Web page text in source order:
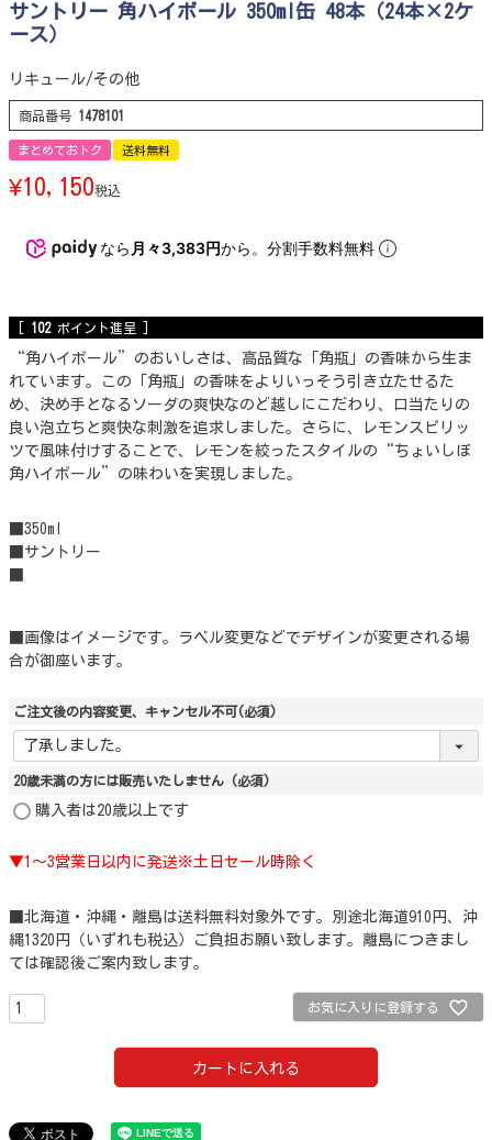
サントリー 角ハイボール 350ml缶 48本（24本×2ケ
ース）
リキュール/その他
商品番号 1478101
まとめておトク 送料無料
¥10,150税込
なら 月々3,383円から。分割手数料無料
102 ポイント進呈 ]
“角ハイボール”のおいしさは、高品質な「角瓶」の香味から生ま
れています。この「角瓶」の香味をよりいっそう引き立たせるた
め、決め手となるソーダの爽快なのど越しにこだわり、口当たりの
良い泡立ちと爽快な刺激を追求しました。さらに、レモンスピリッ
ツで風味付けすることで、レモンを絞ったスタイルの“ちょいしぼ
角ハイボール”の味わいを実現しました。
■350ml
■サントリー
■画像はイメージです。ラベル変更などでデザインが変更される場
合が御座います。
ご注文後の内容変更、キャンセル不可 (必須)
20歳未満の方には販売いたしません (必須)
購入者は20歳以上です
▼1～3営業日以内に発送※土日セール時除く
■北海道・沖縄・離島は送料無料対象外です。別途北海道910円、沖
縄1320円（いずれも税込）ご負担お願い致します。離島につきまし
ては確認後ご案内致します。
お気に入りに登録する
カートに入れる